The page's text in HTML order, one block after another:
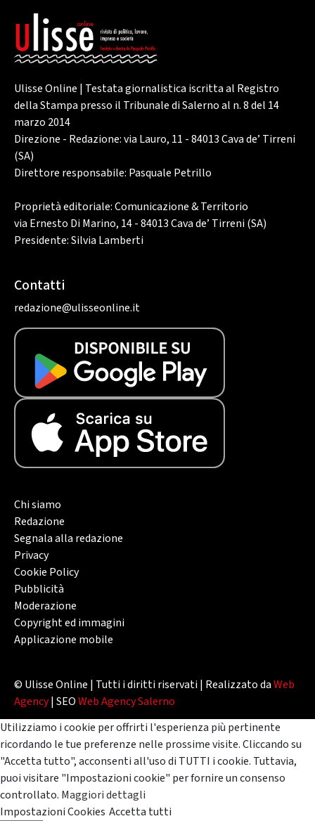
Ulisse Online | Testata giornalistica iscritta al Registro
della Stampa presso il Tribunale di Salerno al n. 8 del 14
marzo 2014
Direzione - Redazione: via Lauro, 11 - 84013 Cava de’ Tirreni
(SA)
Direttore responsabile: Pasquale Petrillo
Proprietà editoriale: Comunicazione & Territorio
via Ernesto Di Marino, 14 - 84013 Cava de’ Tirreni (SA)
Presidente: Silvia Lamberti
Contatti
redazione@ulisseonline.it
Chi siamo
Redazione
Segnala alla redazione
Privacy
Cookie Policy
Pubblicità
Moderazione
Copyright ed immagini
Applicazione mobile
© Ulisse Online | Tutti i diritti riservati | Realizzato daWeb
Agency| SEOWeb Agency Salerno
Utilizziamo i cookie per offrirti l'esperienza più pertinente
ricordando le tue preferenze nelle prossime visite. Cliccando su
"Accetta tutto", acconsenti all'uso di TUTTI i cookie. Tuttavia,
puoi visitare "Impostazioni cookie" per fornire un consenso
controllato. Maggiori dettagli
Impostazioni Cookies Accetta tutti